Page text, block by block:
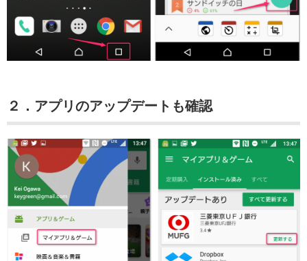
２．アプリのアップデートも確認